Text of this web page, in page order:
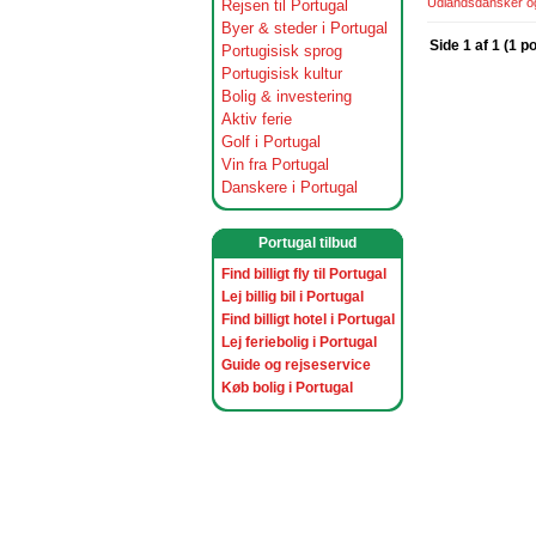
Rejsen til Portugal
Byer & steder i Portugal
Portugisisk sprog
Portugisisk kultur
Bolig & investering
Aktiv ferie
Golf i Portugal
Vin fra Portugal
Danskere i Portugal
Portugal tilbud
Find billigt fly til Portugal
Lej billig bil i Portugal
Find billigt hotel i Portugal
Lej feriebolig i Portugal
Guide og rejseservice
Køb bolig i Portugal
Side 1 af 1 (1